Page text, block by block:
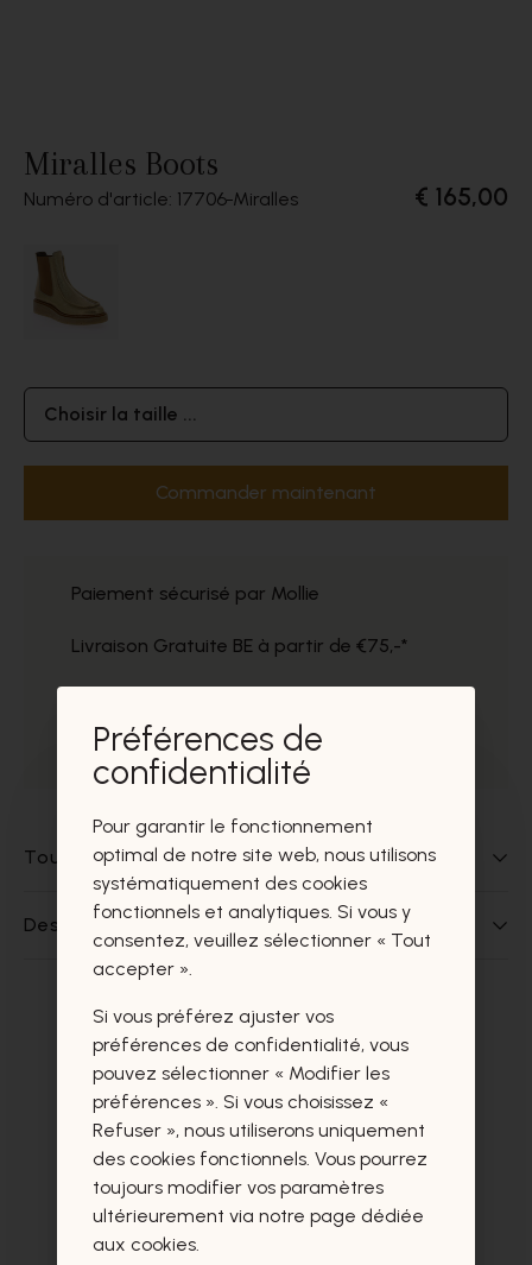
Miralles Boots
Numéro d'article: 17706 Miralles € 165,00
Choisir la taille ...
Commander maintenant
Paiement sécurisé par Mollie
Livraison Gratuite BE à partir de €75,-*
Prélèvement gratuit dans nos magasins
Tout sur ce produit
Des questions sur ce produit?
Ces produits vous intéresseront
certainement aussi.
Préférences de
confidentialité
Pour garantir le fonctionnement
optimal de notre site web, nous utilisons
systématiquement des cookies
fonctionnels et analytiques. Si vous y
consentez, veuillez sélectionner « Tout
accepter ».
Si vous préférez ajuster vos
préférences de confidentialité, vous
pouvez sélectionner « Modifier les
préférences ». Si vous choisissez «
Refuser », nous utiliserons uniquement
des cookies fonctionnels. Vous pourrez
toujours modifier vos paramètres
ultérieurement via notre page dédiée
aux cookies.